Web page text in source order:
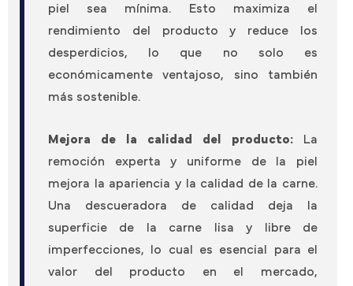
piel sea mínima. Esto maximiza el
rendimiento del producto y reduce los
desperdicios, lo que no solo es
económicamente ventajoso, sino también
más sostenible.
Mejora de la calidad del producto:
La
remoción experta y uniforme de la piel
mejora la apariencia y la calidad de la carne.
Una descueradora de calidad deja la
superficie de la carne lisa y libre de
imperfecciones, lo cual es esencial para el
valor del producto en el mercado,